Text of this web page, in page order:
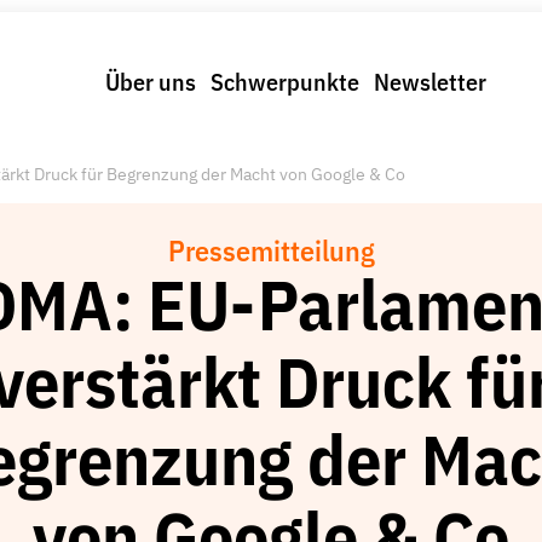
Über uns Schwerpunkte Newsletter
Druck für Begrenzung der Macht von Google & Co
Pressemitteilung
EU-
Druck
der